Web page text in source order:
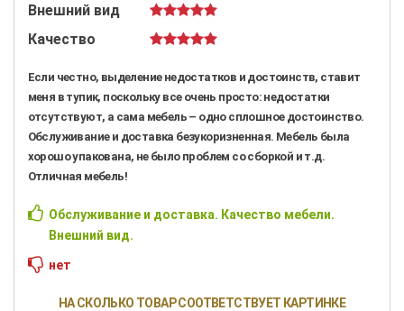
Внешний вид
Качество
Если честно, выделение недостатков и достоинств, ставит
меня в тупик, поскольку все очень просто: недостатки
отсутствуют, а сама мебель – одно сплошное достоинство.
Обслуживание и доставка безукоризненная. Мебель была
хорошо упакована, не было проблем со сборкой и т.д.
Отличная мебель!
Обслуживание и доставка. Качество мебели.
Внешний вид.
нет
НА СКОЛЬКО ТОВАР СООТВЕТСТВУЕТ КАРТИНКЕ